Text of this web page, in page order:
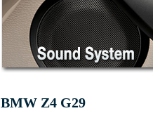
BMW Z4 G29